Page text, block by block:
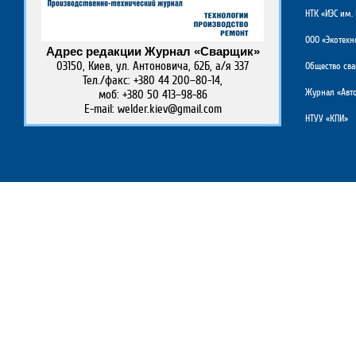
Адрес редакции Журнал «Сварщик»
03150, Киев, ул. Антоновича, 62Б, а/я 337
Тел./факс: +380 44 200–80-14,
моб: +380 50 413–98-86
E-mail: welder.kiev@gmail.com
НТК «ИЭС им.
ООО
Общество
Журнал
НТУУ «КПИ»